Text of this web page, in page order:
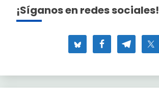
¡Síganos en redes sociales!